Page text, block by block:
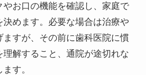
やお口の機能を確認し、家庭で
決めます。必要な場合は治療や
ますが、その前に歯科医院に慣
理解すること、通院が途切れな
す。